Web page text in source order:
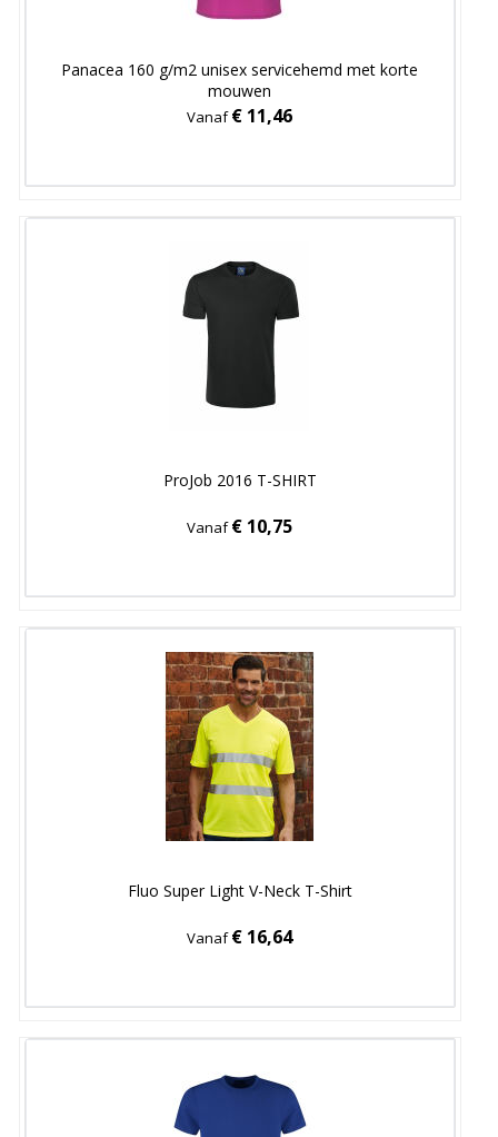
Panacea 160 g/m2 unisex servicehemd met korte
mouwen
Vanaf€ 11,46
ProJob 2016 T-SHIRT
Vanaf€ 10,75
Fluo Super Light V-Neck T-Shirt
Vanaf€ 16,64